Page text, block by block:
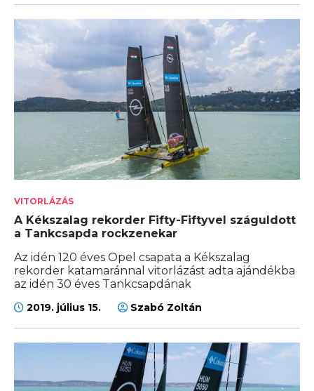
VITORLÁZÁS
A Kékszalag rekorder Fifty-Fiftyvel száguldott
a Tankcsapda rockzenekar
Az idén 120 éves Opel csapata a Kékszalag
rekorder katamaránnal vitorlázást adta ajándékba
az idén 30 éves Tankcsapdának
2019. július 15. Szabó Zoltán